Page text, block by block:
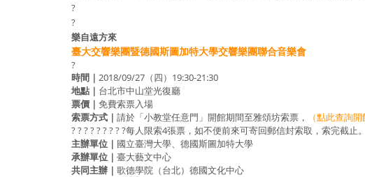
?
?
樂自遠方來
臺大交響樂團暨德國斯圖加特大學交響樂團聯合音樂會
?
時間｜ 2018/09/27（四）19:30-21:30
地點｜ 台北市中山堂光復廳
票價｜ 免費索票入場
索票方式｜ 請於「小教堂任意門」開館期間至雅頌坊索票，
（點此查詢開
? ? ? ? ? ? ? ? ?每人限索4張票，如不便前來可寄回郵信封索取，索完截止。
主辦單位｜ 國立臺灣大學、德國斯圖加特大學
承辦單位｜ 臺大藝文中心
共同主辦｜ 歌德學院（台北）德國文化中心